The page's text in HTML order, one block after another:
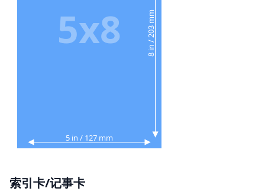
5 in / 127 mm
8 in / 203 mm
5x8
索引卡/记事卡